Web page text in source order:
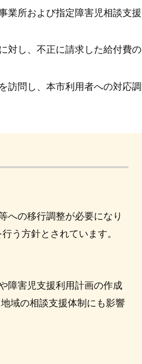
業所および指定障害児相談支援
対し、不正に請求した給付費の
訪問し、本市利用者への対応調
への移行調整が必要になり
う方針とされています。
障害児支援利用計画の作成
域の相談支援体制にも影響